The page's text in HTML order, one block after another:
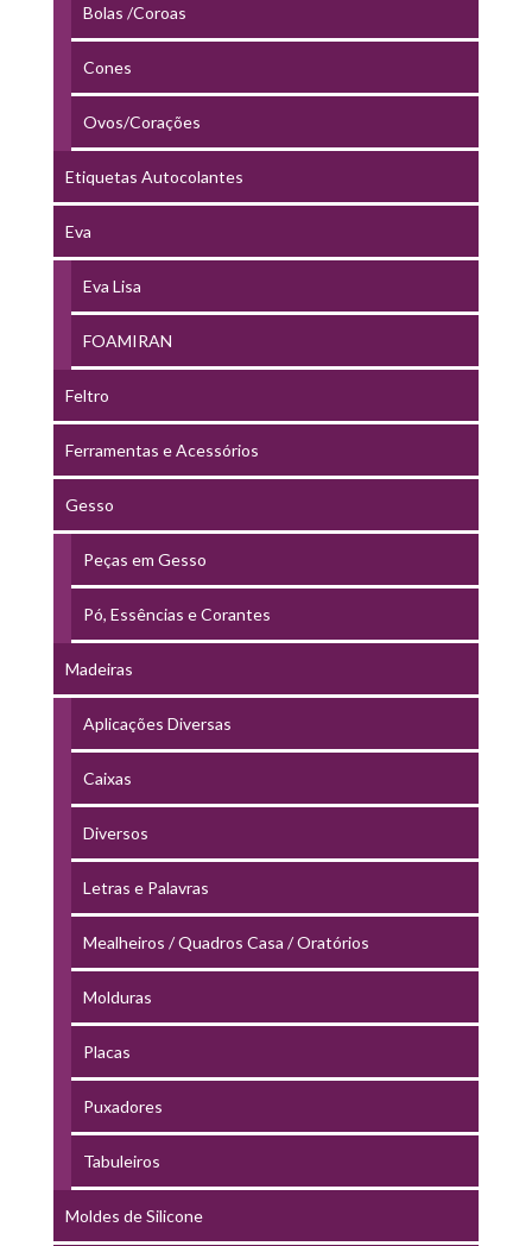
Bolas /Coroas
Cones
Ovos/Corações
Etiquetas Autocolantes
Eva
Eva Lisa
FOAMIRAN
Feltro
Ferramentas e Acessórios
Gesso
Peças em Gesso
Pó, Essências e Corantes
Madeiras
Aplicações Diversas
Caixas
Diversos
Letras e Palavras
Mealheiros / Quadros Casa / Oratórios
Molduras
Placas
Puxadores
Tabuleiros
Moldes de Silicone